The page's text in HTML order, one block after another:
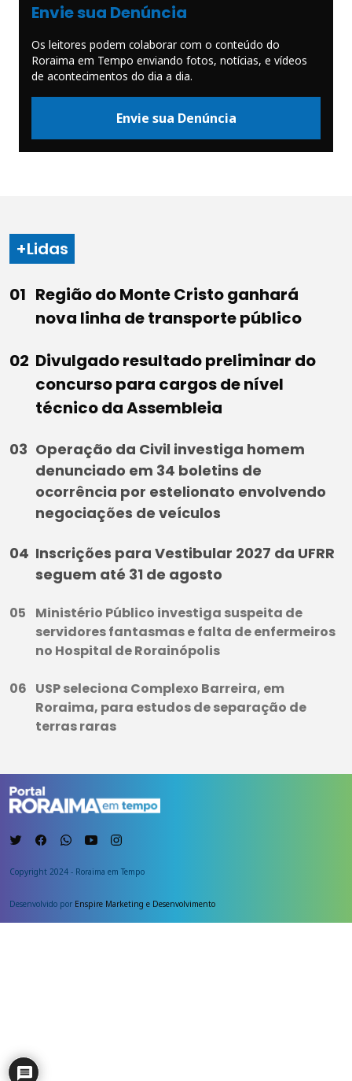
Envie sua Denúncia
Os leitores podem colaborar com o conteúdo do
Roraima em Tempo enviando fotos, notícias, e vídeos
de acontecimentos do dia a dia.
Envie sua Denúncia
+Lidas
Região do Monte Cristo ganhará
nova linha de transporte público
Divulgado resultado preliminar do
concurso para cargos de nível
técnico da Assembleia
Operação da Civil investiga homem
denunciado em 34 boletins de
ocorrência por estelionato envolvendo
negociações de veículos
Inscrições para Vestibular 2027 da UFRR
seguem até 31 de agosto
Ministério Público investiga suspeita de
servidores fantasmas e falta de enfermeiros
no Hospital de Rorainópolis
USP seleciona Complexo Barreira, em
Roraima, para estudos de separação de
terras raras
Copyright 2024 - Roraima em Tempo
Desenvolvido por Enspire Marketing e Desenvolvimento